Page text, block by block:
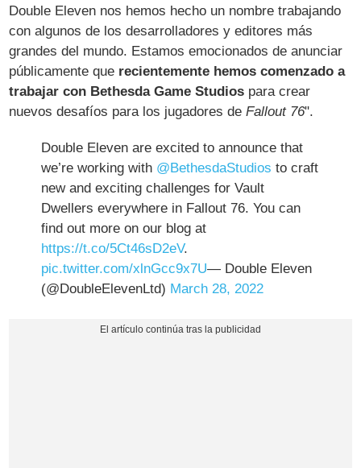
Double Eleven nos hemos hecho un nombre trabajando
con algunos de los desarrolladores y editores más
grandes del mundo. Estamos emocionados de anunciar
públicamente que recientemente hemos comenzado a
trabajar con Bethesda Game Studios para crear
nuevos desafíos para los jugadores deFallout 76".
Double Eleven are excited to announce that
we’re working with @BethesdaStudios to craft
new and exciting challenges for Vault
Dwellers everywhere in Fallout 76. You can
find out more on our blog at
https://t.co/5Ct46sD2eV.
pic.twitter.com/xlnGcc9x7U— Double Eleven
(@DoubleElevenLtd) March 28, 2022